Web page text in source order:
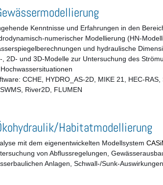
Kenntnisse und Erfahrungen in den
numerischer Modellierung (HN-
und hydraulische
, 2D- und 3D-Modelle zur Untersuchung des
CCHE, HYDRO_AS-2D, MIKE 21, HEC-RAS,
River2D, FLUMEN
Habitatmodellierung
mit dem eigenentwickelten Modellsystem
von Abflussregelungen,
Anlagen, Schwall-/Sunk-Auswirkungen